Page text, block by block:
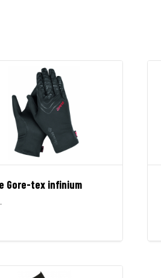
Gore-tex infinium